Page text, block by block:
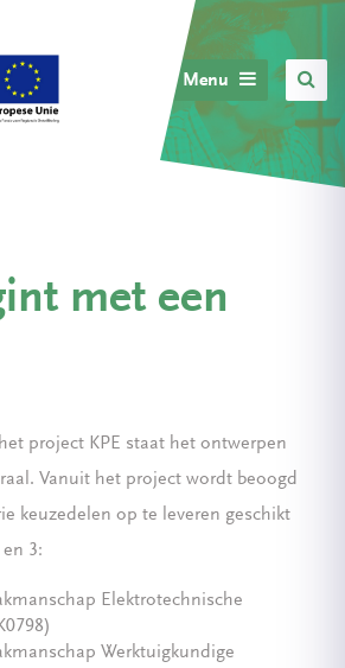
Menu
met een
project KPE staat het ontwerpen
Vanuit het project wordt beoogd
keuzedelen op te leveren geschikt
3:
Elektrotechnische
Werktuigkundige